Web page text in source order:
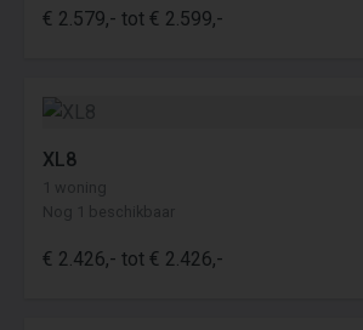
€ 2.579,- tot € 2.599,-
XL8
1 woning
Nog 1 beschikbaar
€ 2.426,- tot € 2.426,-